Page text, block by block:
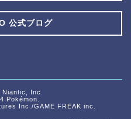
公式ブログ
Inc.
Pokémon.
Inc./GAME FREAK inc.